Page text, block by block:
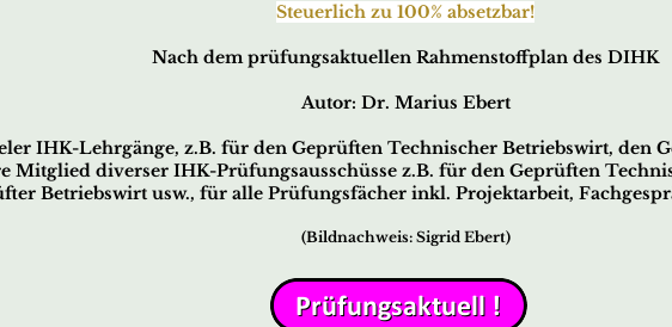
Steuerlich zu 100% absetzbar!
Nach dem prüfungsaktuellen Rahmenstoffplan des DIHK
Autor: Dr. Marius Ebert
IHK-Lehrgänge, z.B. für den Geprüften Technischer Betriebswirt, den
Mitglied diverser IHK-Prüfungsausschüsse z.B. für den Geprüften
Betriebswirt usw., für alle Prüfungsfächer inkl. Projektarbeit,
(Bildnachweis: Sigrid Ebert)